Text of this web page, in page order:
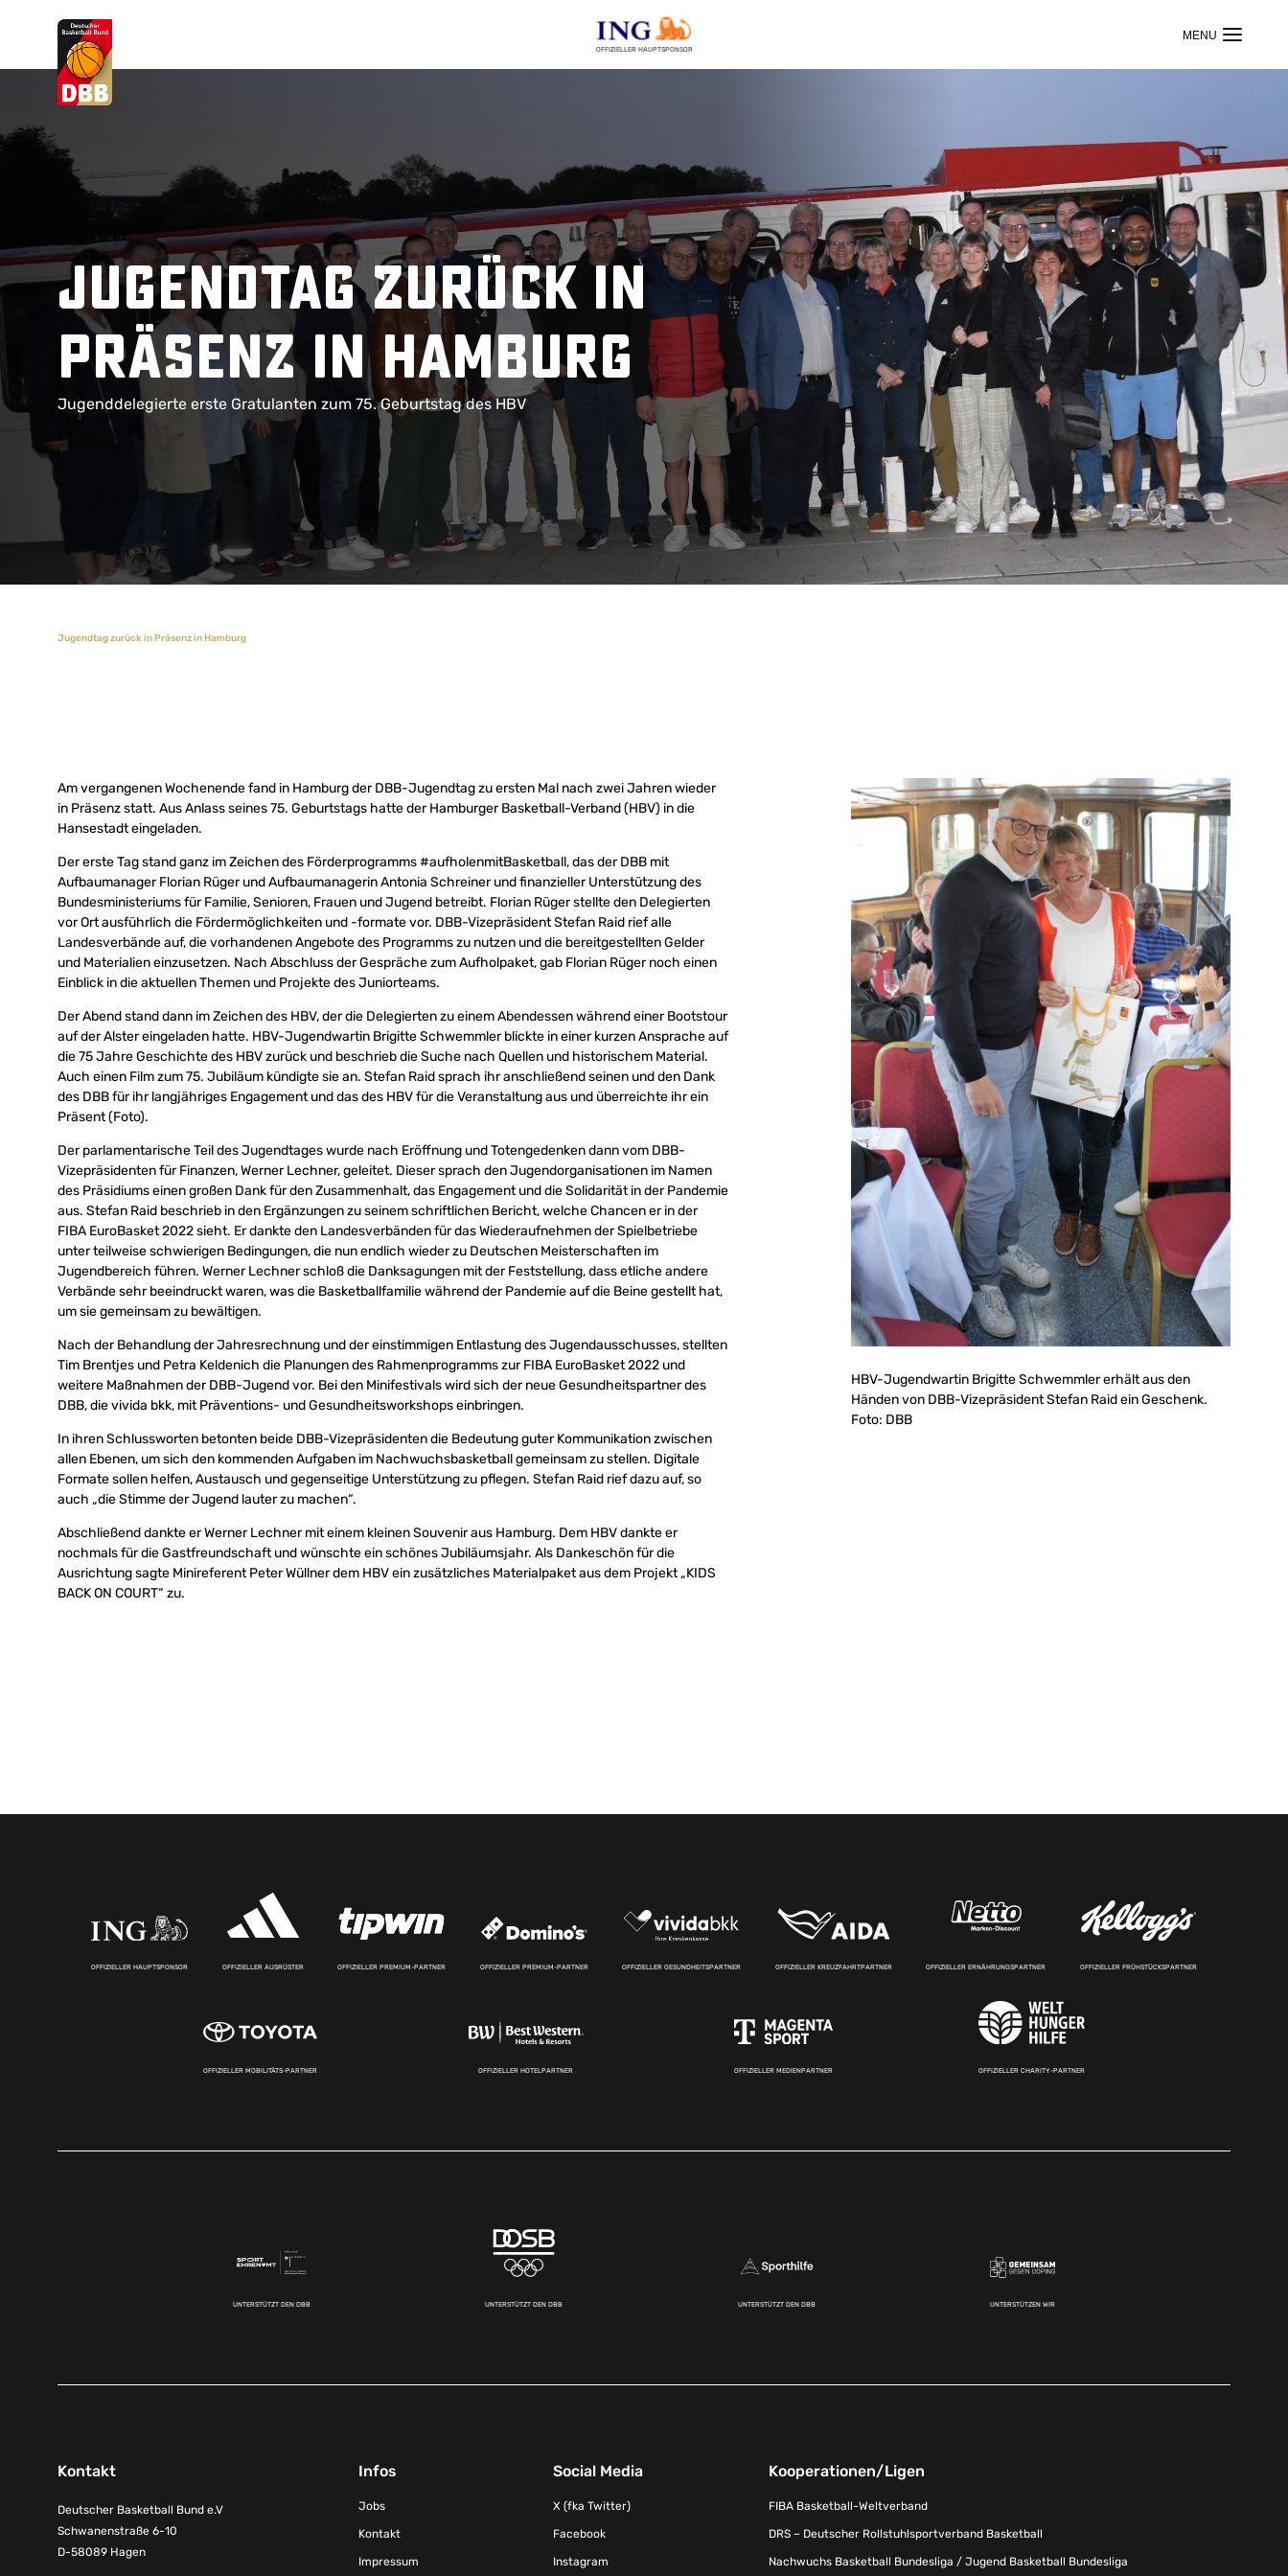
OFFIZIELLER HAUPTSPONSOR
Suchvorschläge
Dolor Sit
Amet Valputo
Jugendtag zurück in
Präsenz in Hamburg
Jugenddelegierte erste Gratulanten zum 75. Geburtstag des HBV
Jugendtag zurück in Präsenz in Hamburg
Am vergangenen Wochenende fand in Hamburg der DBB-Jugendtag zu ersten Mal nach zwei Jahren wieder
in Präsenz statt. Aus Anlass seines 75. Geburtstags hatte der Hamburger Basketball-Verband (HBV) in die
Hansestadt eingeladen.
Der erste Tag stand ganz im Zeichen des Förderprogramms #aufholenmitBasketball, das der DBB mit
Aufbaumanager Florian Rüger und Aufbaumanagerin Antonia Schreiner und finanzieller Unterstützung des
Bundesministeriums für Familie, Senioren, Frauen und Jugend betreibt. Florian Rüger stellte den Delegierten
vor Ort ausführlich die Fördermöglichkeiten und -formate vor. DBB-Vizepräsident Stefan Raid rief alle
Landesverbände auf, die vorhandenen Angebote des Programms zu nutzen und die bereitgestellten Gelder
und Materialien einzusetzen. Nach Abschluss der Gespräche zum Aufholpaket, gab Florian Rüger noch einen
Einblick in die aktuellen Themen und Projekte des Juniorteams.
Der Abend stand dann im Zeichen des HBV, der die Delegierten zu einem Abendessen während einer Bootstour
auf der Alster eingeladen hatte. HBV-Jugendwartin Brigitte Schwemmler blickte in einer kurzen Ansprache auf
die 75 Jahre Geschichte des HBV zurück und beschrieb die Suche nach Quellen und historischem Material.
Auch einen Film zum 75. Jubiläum kündigte sie an. Stefan Raid sprach ihr anschließend seinen und den Dank
des DBB für ihr langjähriges Engagement und das des HBV für die Veranstaltung aus und überreichte ihr ein
Präsent (Foto).
Der parlamentarische Teil des Jugendtages wurde nach Eröffnung und Totengedenken dann vom DBB-
Vizepräsidenten für Finanzen, Werner Lechner, geleitet. Dieser sprach den Jugendorganisationen im Namen
des Präsidiums einen großen Dank für den Zusammenhalt, das Engagement und die Solidarität in der Pandemie
aus. Stefan Raid beschrieb in den Ergänzungen zu seinem schriftlichen Bericht, welche Chancen er in der
FIBA EuroBasket 2022 sieht. Er dankte den Landesverbänden für das Wiederaufnehmen der Spielbetriebe
unter teilweise schwierigen Bedingungen, die nun endlich wieder zu Deutschen Meisterschaften im
Jugendbereich führen. Werner Lechner schloß die Danksagungen mit der Feststellung, dass etliche andere
Verbände sehr beeindruckt waren, was die Basketballfamilie während der Pandemie auf die Beine gestellt hat,
um sie gemeinsam zu bewältigen.
Nach der Behandlung der Jahresrechnung und der einstimmigen Entlastung des Jugendausschusses, stellten
Tim Brentjes und Petra Keldenich die Planungen des Rahmenprogramms zur FIBA EuroBasket 2022 und
weitere Maßnahmen der DBB-Jugend vor. Bei den Minifestivals wird sich der neue Gesundheitspartner des
DBB, die vivida bkk, mit Präventions- und Gesundheitsworkshops einbringen.
In ihren Schlussworten betonten beide DBB-Vizepräsidenten die Bedeutung guter Kommunikation zwischen
allen Ebenen, um sich den kommenden Aufgaben im Nachwuchsbasketball gemeinsam zu stellen. Digitale
Formate sollen helfen, Austausch und gegenseitige Unterstützung zu pflegen. Stefan Raid rief dazu auf, so
auch „die Stimme der Jugend lauter zu machen“.
Abschließend dankte er Werner Lechner mit einem kleinen Souvenir aus Hamburg. Dem HBV dankte er
nochmals für die Gastfreundschaft und wünschte ein schönes Jubiläumsjahr. Als Dankeschön für die
Ausrichtung sagte Minireferent Peter Wüllner dem HBV ein zusätzliches Materialpaket aus dem Projekt „KIDS
BACK ON COURT“ zu.
HBV-Jugendwartin Brigitte Schwemmler erhält aus den
Händen von DBB-Vizepräsident Stefan Raid ein Geschenk.
Foto: DBB
OFFIZIELLER HAUPTSPONSOR OFFIZIELLER AUSRÜSTER OFFIZIELLER PREMIUM-PARTNER OFFIZIELLER PREMIUM-PARTNER OFFIZIELLER GESUNDHEITSPARTNER OFFIZIELLER KREUZFAHRTPARTNER OFFIZIELLER ERNÄHRUNGSPARTNER OFFIZIELLER FRÜHSTÜCKSPARTNER
OFFIZIELLER MOBILITÄTS-PARTNER OFFIZIELLER HOTELPARTNER OFFIZIELLER MEDIENPARTNER OFFIZIELLER CHARITY-PARTNER
UNTERSTÜTZT DEN DBB UNTERSTÜTZT DEN DBB UNTERSTÜTZT DEN DBB UNTERSTÜTZEN WIR
Kontakt
Deutscher Basketball Bund e.V
Schwanenstraße 6-10
D-58089 Hagen
Infos
Jobs
Kontakt
Impressum
Social Media
X (fka Twitter)
Facebook
Instagram
Kooperationen/Ligen
FIBA Basketball-Weltverband
DRS – Deutscher Rollstuhlsportverband Basketball
Nachwuchs Basketball Bundesliga / Jugend Basketball Bundesliga